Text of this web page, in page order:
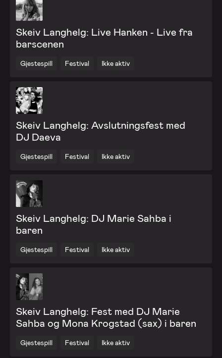
Skeiv Langhelg: Live Hanken - Live fra
barscenen
Gjestespill Festival Ikke aktiv
Skeiv Langhelg: Avslutningsfest med
DJ Daeva
Gjestespill Festival Ikke aktiv
Skeiv Langhelg: DJ Marie Sahba i
baren
Gjestespill Festival Ikke aktiv
Skeiv Langhelg: Fest med DJ Marie
Sahba og Mona Krogstad (sax) i baren
Gjestespill Festival Ikke aktiv